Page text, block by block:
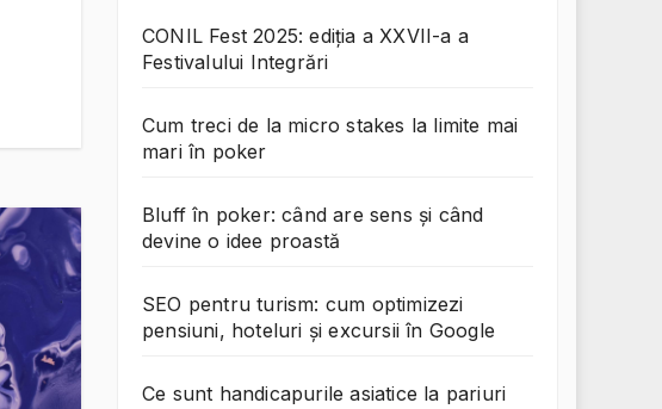
CONIL Fest 2025: ediția a XXVII-a a
Festivalului Integrări
Cum treci de la micro stakes la limite mai
mari în poker
Bluff în poker: când are sens și când
devine o idee proastă
SEO pentru turism: cum optimizezi
pensiuni, hoteluri și excursii în Google
Ce sunt handicapurile asiatice la pariuri